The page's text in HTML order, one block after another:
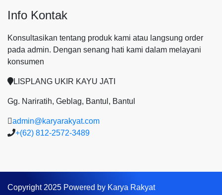
Info Kontak
Konsultasikan tentang produk kami atau langsung order
pada admin. Dengan senang hati kami dalam melayani
konsumen
LISPLANG UKIR KAYU JATI
Gg. Nariratih, Geblag, Bantul, Bantul
admin@karyarakyat.com
+(62) 812-2572-3489
Copyright 2025 Powered by Karya Rakyat